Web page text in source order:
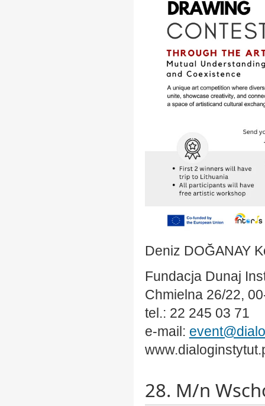
Deniz DOĞANAY
Fundacja Dunaj
Chmielna 26/22,
tel.: 22 245 03 71
e-mail:
28. M/n